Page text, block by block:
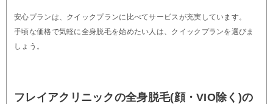
安心プランは、クイックプランに比べてサービスが充実しています。
手頃な価格で気軽に全身脱毛を始めたい人は、クイックプランを選びま
しょう。
フレイアクリニックの全身脱毛(顔・VIO除く)の